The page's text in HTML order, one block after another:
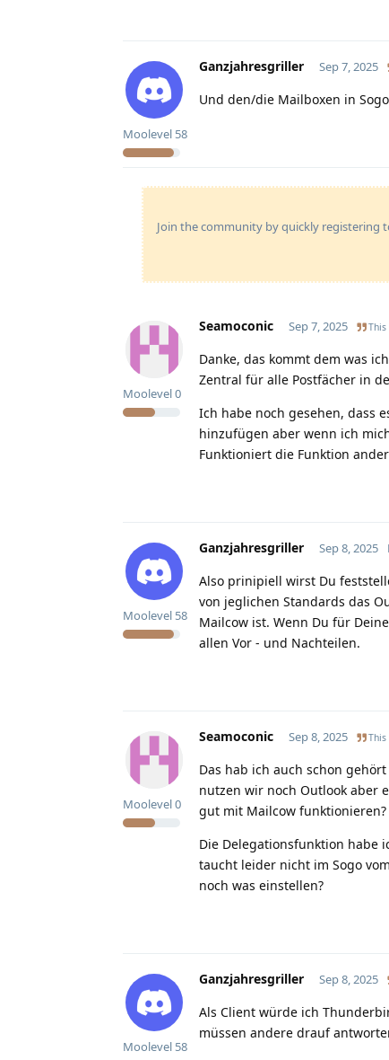
Ganzjahresgriller
Moolevel 58
Sep 7, 2025
Und den/die Mailboxen in
Join the community by quickly registering
Seamoconic
Moolevel0
Sep 7, 2025
Danke, das kommt dem was
Zentral für alle Postfächer in
Ich habe noch gesehen, dass
hinzufügen aber wenn ich
Funktioniert die Funktion
Ganzjahresgriller
Moolevel 58
Sep 8, 2025
Also prinipiell wirst Du
von jeglichen Standards das
Mailcow ist. Wenn Du für
allen Vor - und Nachteilen.
Seamoconic
Moolevel0
Sep 8, 2025
Das hab ich auch schon
nutzen wir noch Outlook aber
gut mit Mailcow funktionieren?
Die Delegationsfunktion habe
taucht leider nicht im Sogo
noch was einstellen?
Ganzjahresgriller
Moolevel 58
Sep 8, 2025
Als Client würde ich
müssen andere drauf